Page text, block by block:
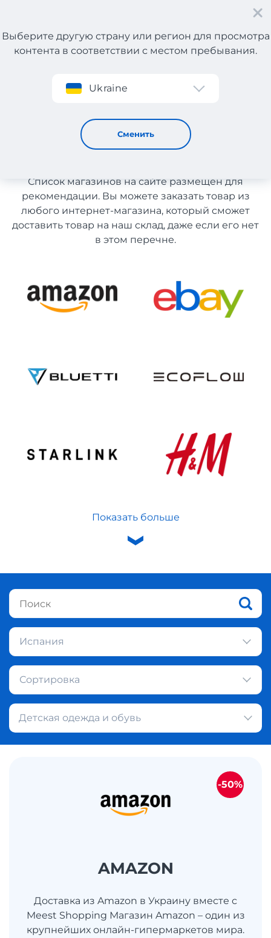
Регистрация
Выберите другую страну или регион для просмотра
контента в соответствии с местом пребывания.
Ukraine
Сменить
Детская одежда и обувь из Испании
Детская одежда и обувь из
Испании
Список магазинов на сайте размещен для
рекомендации. Вы можете заказать товар из
любого интернет-магазина, который сможет
доставить товар на наш склад, даже если его нет
в этом перечне.
Показать больше
Испания
Сортировка
Детская одежда и обувь
AMAZON
Доставка из Amazon в Украину вместе с
Meest Shopping Магазин Amazon – один из
крупнейших онлайн-гипермаркетов мира.
-50%